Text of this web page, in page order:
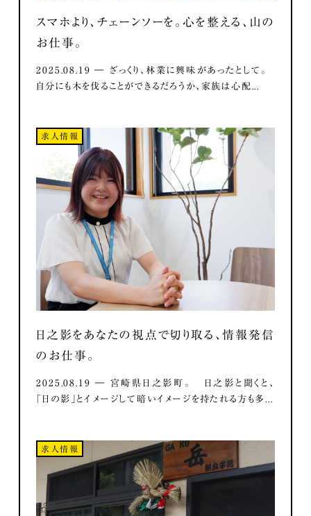
スマホより、チェーンソーを。心を整える、山の
お仕事。
2025.08.19 ― ざっくり、林業に興味があったとして。
自分にも木を伐ることができるだろうか、家族は心配...
求人情報
日之影をあなたの視点で切り取る、情報発信
のお仕事。
2025.08.19 ― 宮崎県日之影町。 日之影と聞くと、
「日の影」とイメージして暗いイメージを持たれる方も多...
求人情報